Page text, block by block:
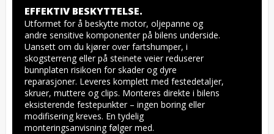
EFFEKTIV BESKYTTELSE.
Utformet for å beskytte motor, oljepanne og
andre sensitive komponenter på bilens underside.
Uansett om du kjører over fartshumper, i
skogsterreng eller på steinete veier reduserer
bunnplaten risikoen for skader og dyre
reparasjoner. Leveres komplett med festedetaljer,
skruer, muttere og clips. Monteres direkte i bilens
eksisterende festepunkter – ingen boring eller
modifisering kreves. En tydelig
monteringsanvisning følger med.